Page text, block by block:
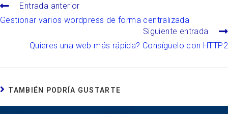
Entrada anterior
Gestionar varios wordpress de forma centralizada
Siguiente entrada
Quieres una web más rápida? Consíguelo con HTTP2
TAMBIÉN PODRÍA GUSTARTE